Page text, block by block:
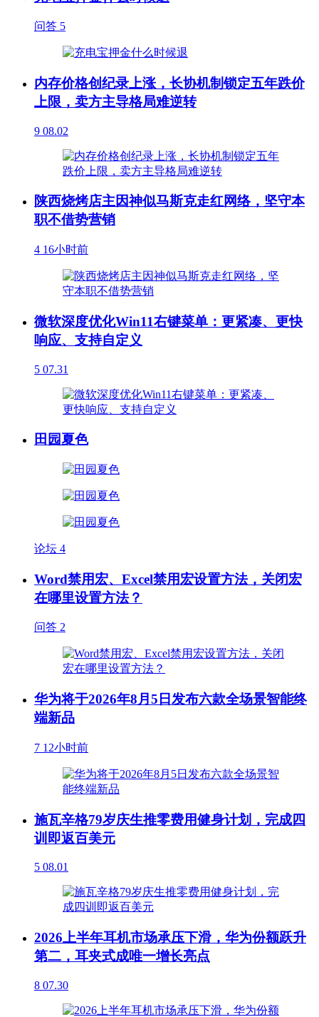
问答 5
内存价格创纪录上涨，长协机制锁定五年跌价
上限，卖方主导格局难逆转
9 08.02
陕西烧烤店主因神似马斯克走红网络，坚守本
职不借势营销
4 16小时前
微软深度优化Win11右键菜单：更紧凑、更快
响应、支持自定义
5 07.31
田园夏色
论坛 4
Word禁用宏、Excel禁用宏设置方法，关闭宏
在哪里设置方法？
问答 2
华为将于2026年8月5日发布六款全场景智能终
端新品
7 12小时前
施瓦辛格79岁庆生推零费用健身计划，完成四
训即返百美元
5 08.01
2026上半年耳机市场承压下滑，华为份额跃升
第二，耳夹式成唯一增长亮点
8 07.30